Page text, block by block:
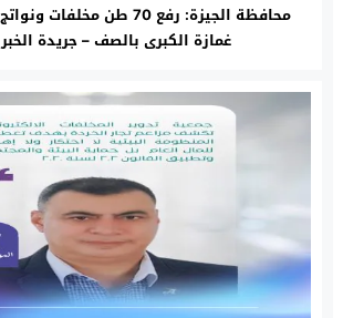
محافظة الجيزة: رفع 70 طن
غمازة الكبرى بالصف – جريدة